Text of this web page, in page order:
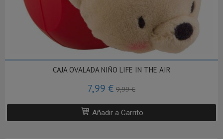
CAJA OVALADA NIÑO LIFE IN THE AIR
7,99 € 9,99 €
Añadir a Carrito